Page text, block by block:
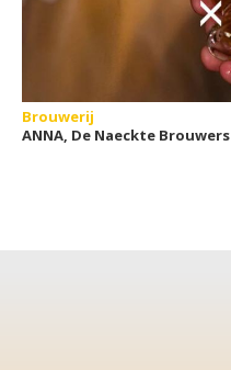
Brouwerij
ANNA, De Naeckte Brouwers